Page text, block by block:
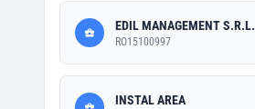
EDIL MANAGEMENT S.R.L.
RO15100997
INSTAL AREA